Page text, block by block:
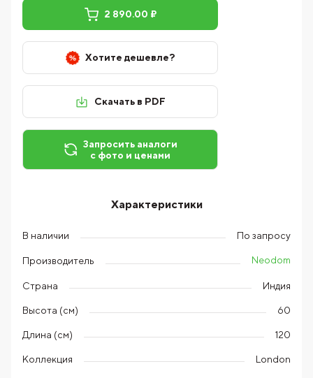
2 890.00 ₽
Хотите дешевле?
Скачать в PDF
Запросить аналоги
с фото и ценами
Характеристики
В наличии По запросу
Производитель Neodom
Страна Индия
Высота (см) 60
Длина (см) 120
Коллекция London